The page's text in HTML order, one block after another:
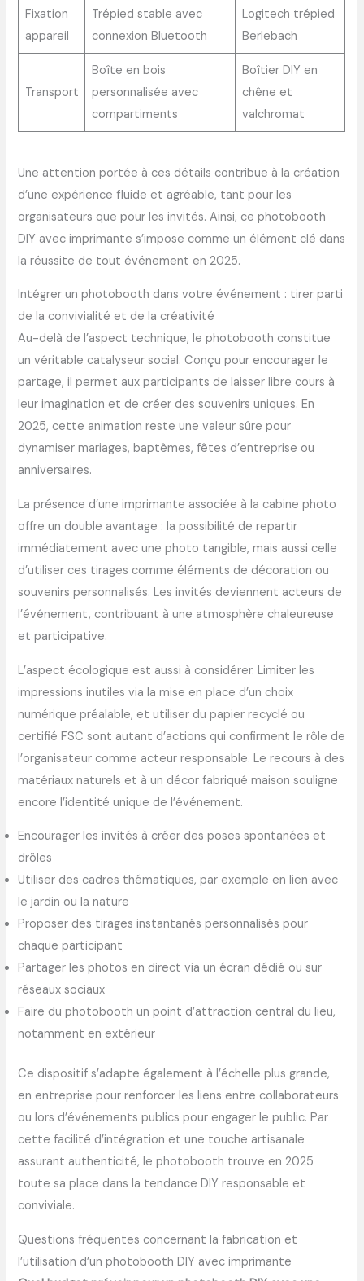
Fixation
appareil
Trépied stable avec
connexion Bluetooth
Logitech trépied
Berlebach
Transport
Boîte en bois
personnalisée avec
compartiments
Boîtier DIY en
chêne et
valchromat
Une attention portée à ces détails contribue à la création
d’une expérience fluide et agréable, tant pour les
organisateurs que pour les invités. Ainsi, ce photobooth
DIY avec imprimante s’impose comme un élément clé dans
la réussite de tout événement en 2025.
Intégrer un photobooth dans votre événement : tirer parti
de la convivialité et de la créativité
Au-delà de l’aspect technique, le photobooth constitue
un véritable catalyseur social. Conçu pour encourager le
partage, il permet aux participants de laisser libre cours à
leur imagination et de créer des souvenirs uniques. En
2025, cette animation reste une valeur sûre pour
dynamiser mariages, baptêmes, fêtes d’entreprise ou
anniversaires.
La présence d’une imprimante associée à la cabine photo
offre un double avantage : la possibilité de repartir
immédiatement avec une photo tangible, mais aussi celle
d’utiliser ces tirages comme éléments de décoration ou
souvenirs personnalisés. Les invités deviennent acteurs de
l’événement, contribuant à une atmosphère chaleureuse
et participative.
L’aspect écologique est aussi à considérer. Limiter les
impressions inutiles via la mise en place d’un choix
numérique préalable, et utiliser du papier recyclé ou
certifié FSC sont autant d’actions qui confirment le rôle de
l’organisateur comme acteur responsable. Le recours à des
matériaux naturels et à un décor fabriqué maison souligne
encore l’identité unique de l’événement.
Encourager les invités à créer des poses spontanées et
drôles
Utiliser des cadres thématiques, par exemple en lien avec
le jardin ou la nature
Proposer des tirages instantanés personnalisés pour
chaque participant
Partager les photos en direct via un écran dédié ou sur
réseaux sociaux
Faire du photobooth un point d’attraction central du lieu,
notamment en extérieur
Ce dispositif s’adapte également à l’échelle plus grande,
en entreprise pour renforcer les liens entre collaborateurs
ou lors d’événements publics pour engager le public. Par
cette facilité d’intégration et une touche artisanale
assurant authenticité, le photobooth trouve en 2025
toute sa place dans la tendance DIY responsable et
conviviale.
Questions fréquentes concernant la fabrication et
l’utilisation d’un photobooth DIY avec imprimante